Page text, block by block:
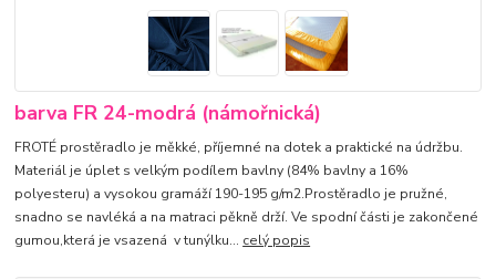
barva FR 24-modrá (námořnická)
FROTÉ prostěradlo je měkké, příjemné na dotek a praktické na údržbu.
Materiál je úplet s velkým podílem bavlny (84% bavlny a 16%
polyesteru) a vysokou gramáží 190-195 g/m2.Prostěradlo je pružné,
snadno se navléká a na matraci pěkně drží. Ve spodní části je zakončené
gumou,která je vsazená v tunýlku... celý popis